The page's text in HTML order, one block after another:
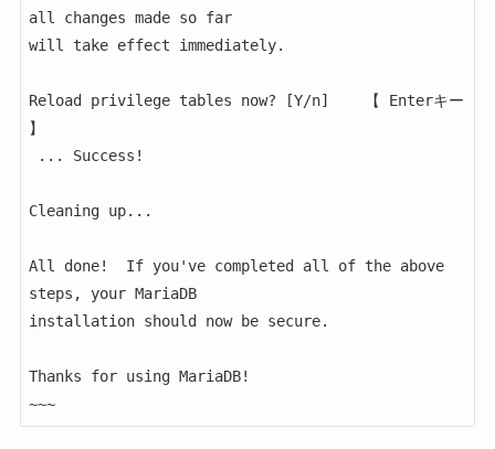
all changes made so far
will take effect immediately.
Reload privilege tables now? [Y/n]    【 Enterキー
】
Cleaning up...
All done!  If you've completed all of the above
steps, your MariaDB
installation should now be secure.
Thanks for using MariaDB!
~~~